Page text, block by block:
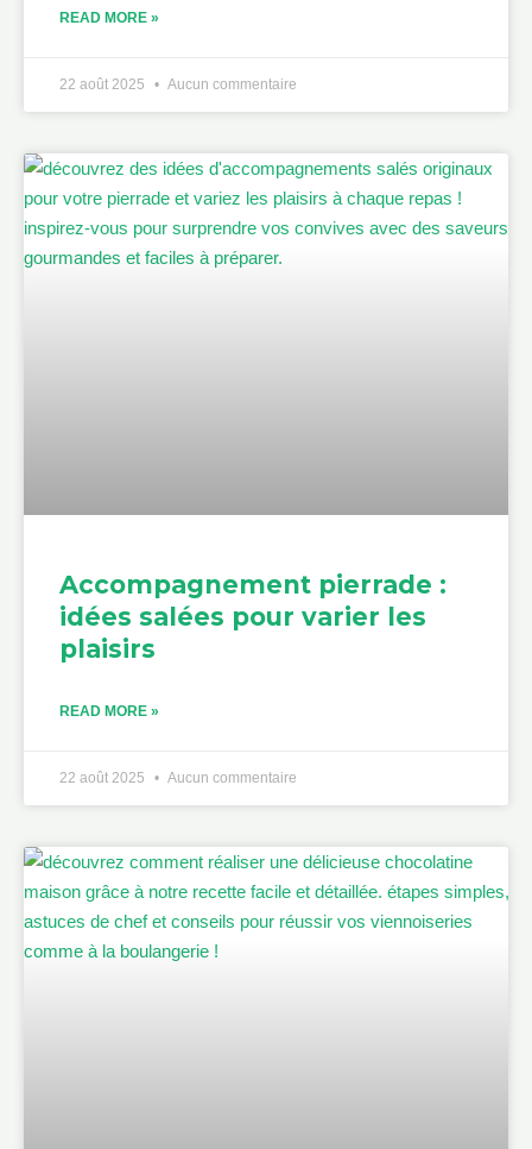
READ MORE »
22 août 2025 Aucun commentaire
Accompagnement pierrade :
idées salées pour varier les
plaisirs
READ MORE »
22 août 2025 Aucun commentaire